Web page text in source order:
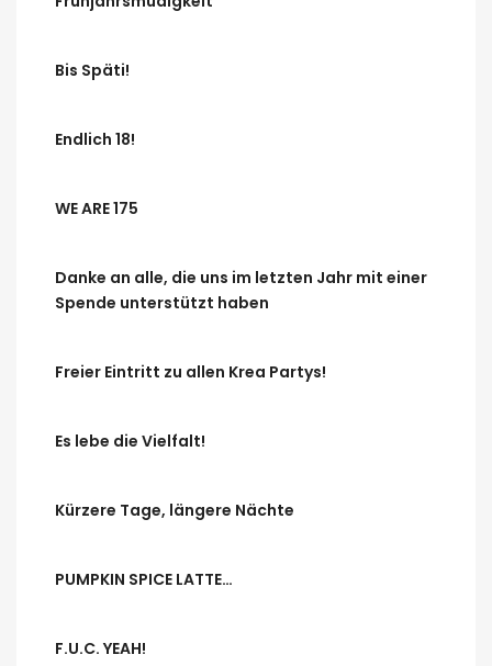
Bis Späti!
Endlich 18!
WE ARE 175
Danke an alle, die uns im letzten Jahr mit einer
Spende unterstützt haben
Freier Eintritt zu allen Krea Partys!
Es lebe die Vielfalt!
Kürzere Tage, längere Nächte
PUMPKIN SPICE LATTE…
F.U.C. YEAH!